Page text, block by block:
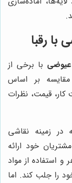
با رقبا
با برخی از
بر اساس
کار، قیمت، نظرات
در زمینه نقاشی
خود ارائه
و استفاده از مواد
را جلب کند. اما